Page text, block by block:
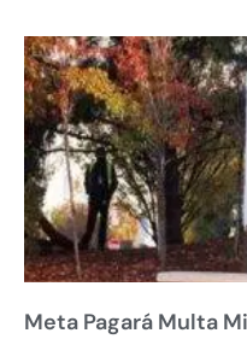
Meta Pagará Multa